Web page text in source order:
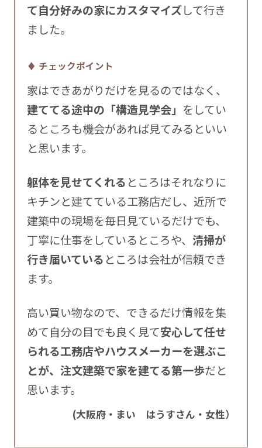
て自分好みの家にカスタマイズして行き
ました。
♦ チェックポイント
家はできあがりだけを見るのではなく、
建ててる途中の「構造見学会」 をしてい
るところも機会があれば見てみるといい
と思います。
躯体を見せてくれる ところはそれなりに
キチンと建てている工務店だし、近所で
建築中の現場を毎日見ているだけでも、
丁寧に仕事をしているところや、 清掃が
行き届いている ところは会社が信頼でき
ます。
高い買い物なので、できるだけ情報を集
めて自分の目でも良く見て安心して任せ
られる工務店やハウスメーカーを選ぶこ
とが、注文建築で家を建てる第一歩だと
思います。
(大阪府・まい はうすさん・女性）